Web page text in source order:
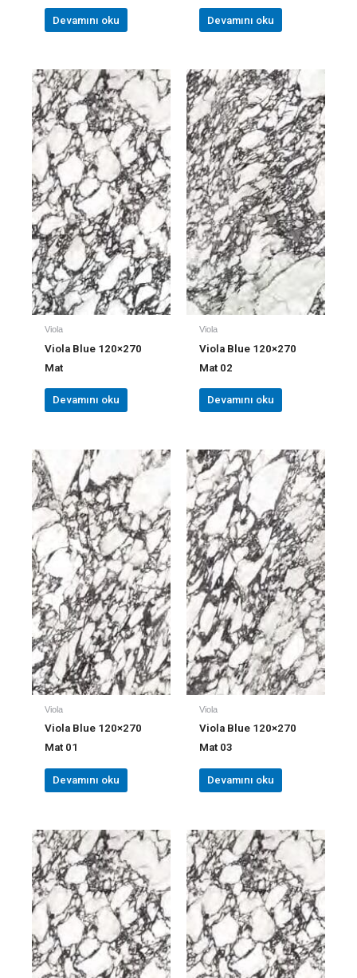
Devamını oku Devamını oku
Viola
Viola Blue 120×270
Mat
Devamını oku
Viola
Viola Blue 120×270
Mat 02
Devamını oku
Viola
Viola Blue 120×270
Mat 01
Devamını oku
Viola
Viola Blue 120×270
Mat 03
Devamını oku